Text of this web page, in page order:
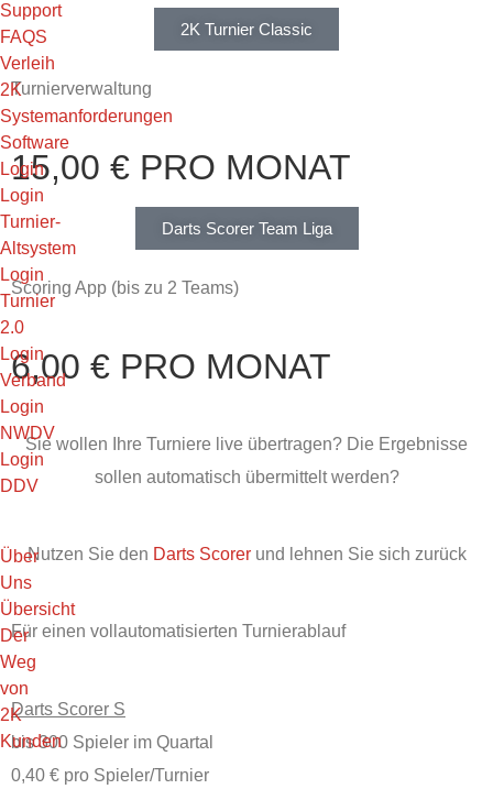
Support
FAQS
Verleih
2K
Systemanforderungen
Software
Login
Login
Turnier-
Altsystem
Login
Turnier
2.0
Login
Verband
Login
NWDV
Login
DDV
Über
Uns
Übersicht
Der
Weg
von
2K
Kunden
2K Turnier Classic
Turnierverwaltung
15,00 € PRO MONAT
Darts Scorer Team Liga
Scoring App (bis zu 2 Teams)
6,00 € PRO MONAT
Sie wollen Ihre Turniere live übertragen? Die Ergebnisse
sollen automatisch übermittelt werden?
Nutzen Sie den Darts Scorerund lehnen Sie sich zurück
Für einen vollautomatisierten Turnierablauf
Darts Scorer S
bis 300 Spieler im Quartal
0,40 € pro Spieler/Turnier